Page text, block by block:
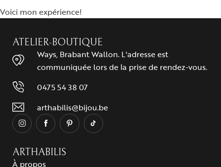
Voici mon expérience!
ATELIER-BOUTIQUE
Ways, Brabant Wallon. L'adresse est
communiquée lors de la prise de rendez-vous.
0475 54 38 07
arthabilis@bijou.be
ARTHABILIS
À propos